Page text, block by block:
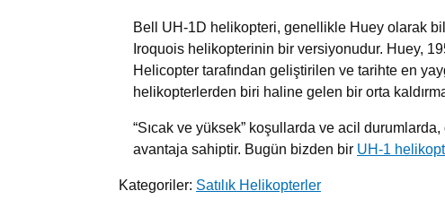
Bell UH-1D helikopteri, genellikle Huey olarak
Iroquois helikopterinin bir versiyonudur. Huey,
Helicopter tarafından geliştirilen ve tarihte en
helikopterlerden biri haline gelen bir orta
“Sıcak ve yüksek” koşullarda ve acil
avantaja sahiptir. Bugün bizden bir UH-1
Kategoriler: Satılık Helikopterler